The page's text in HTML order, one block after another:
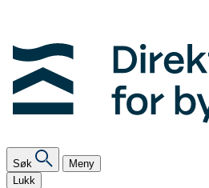
Søk
Meny
Lukk